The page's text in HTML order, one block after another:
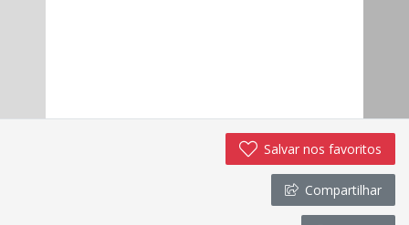
Salvar nos favoritos
Compartilhar